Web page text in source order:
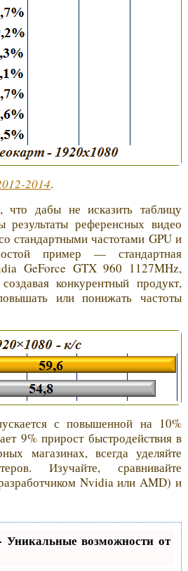
2014.
дабы не исказить таблицу
результаты референсных видео
стандартными частотами GPU и
пример — стандартная
GeForce GTX 960 1127MHz,
конкурентный продукт,
или понижать частоты
с повышенной на 10%
9% прирост быстродействия в
магазинах, всегда уделяйте
Изучайте, сравнивайте
Nvidia или AMD) и
возможности от